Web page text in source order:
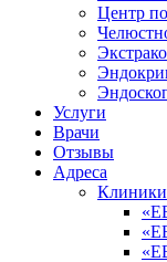
Центр
Услуги
Врачи
Отзывы
Адреса
Клиники